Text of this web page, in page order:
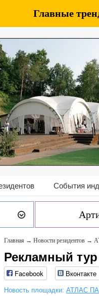
Главные
События
Главная → Новости резидентов →
Рекламный
Facebook Вконтакте
Новость площадки: АТЛАС